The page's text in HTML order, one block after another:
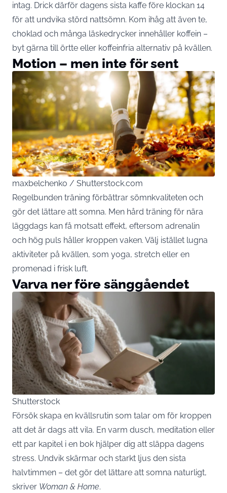
intag. Drick därför dagens sista kaffe före klockan 14
för att undvika störd nattsömn. Kom ihåg att även te,
choklad och många läskedrycker innehåller koffein –
byt gärna till örtte eller koffeinfria alternativ på kvällen.
Motion – men inte för sent
maxbelchenko / Shutterstock.com
Regelbunden träning förbättrar sömnkvaliteten och
gör det lättare att somna. Men hård träning för nära
läggdags kan få motsatt effekt, eftersom adrenalin
och hög puls håller kroppen vaken. Välj istället lugna
aktiviteter på kvällen, som yoga, stretch eller en
promenad i frisk luft.
Varva ner före sänggåendet
Shutterstock
Försök skapa en kvällsrutin som talar om för kroppen
att det är dags att vila. En varm dusch, meditation eller
ett par kapitel i en bok hjälper dig att släppa dagens
stress. Undvik skärmar och starkt ljus den sista
halvtimmen – det gör det lättare att somna naturligt,
skriver Woman & Home.